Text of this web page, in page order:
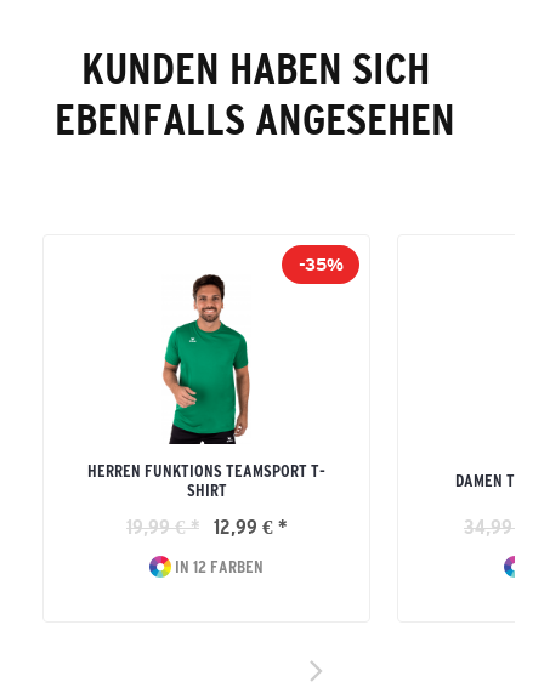
KUNDEN HABEN SICH
EBENFALLS ANGESEHEN
-35%
HERREN FUNKTIONS TEAMSPORT T-
SHIRT
19,99 € * 12,99 € *
IN 12 FARBEN
DAMEN
34,99 € *